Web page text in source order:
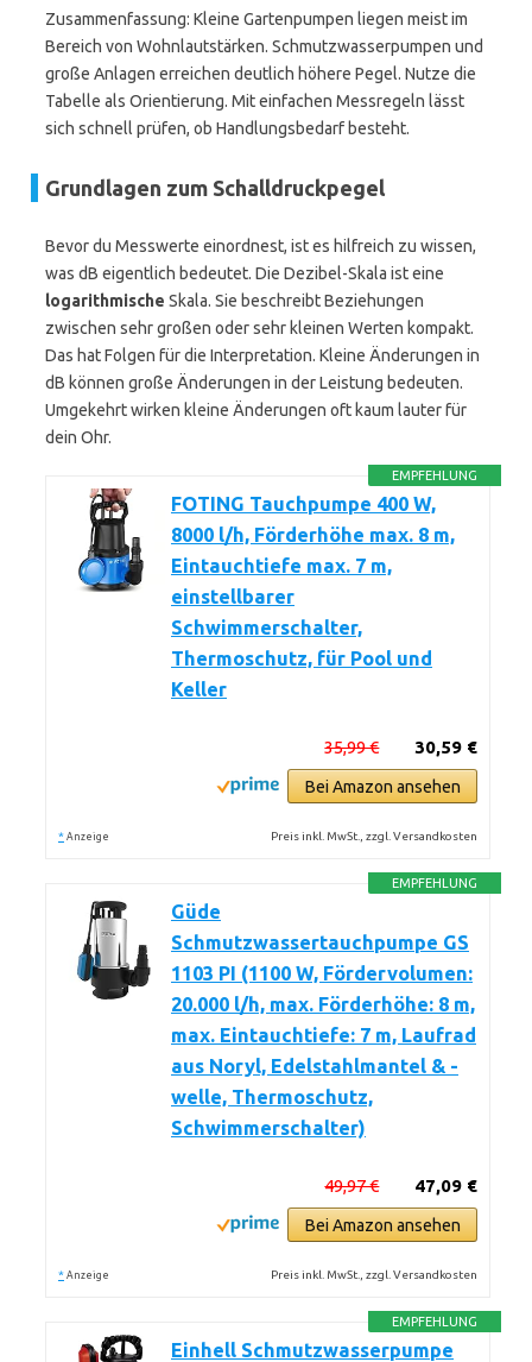
Zusammenfassung: Kleine Gartenpumpen liegen meist im
Bereich von Wohnlautstärken. Schmutzwasserpumpen und
große Anlagen erreichen deutlich höhere Pegel. Nutze die
Tabelle als Orientierung. Mit einfachen Messregeln lässt
sich schnell prüfen, ob Handlungsbedarf besteht.
Grundlagen zum Schalldruckpegel
Bevor du Messwerte einordnest, ist es hilfreich zu wissen,
was dB eigentlich bedeutet. Die Dezibel-Skala ist eine
logarithmische Skala. Sie beschreibt Beziehungen
zwischen sehr großen oder sehr kleinen Werten kompakt.
Das hat Folgen für die Interpretation. Kleine Änderungen in
dB können große Änderungen in der Leistung bedeuten.
Umgekehrt wirken kleine Änderungen oft kaum lauter für
dein Ohr.
EMPFEHLUNG
FOTING Tauchpumpe 400 W,
8000 l/h, Förderhöhe max. 8 m,
Eintauchtiefe max. 7 m,
einstellbarer
Schwimmerschalter,
Thermoschutz, für Pool und
Keller
30,59 €
35,99 €
Bei Amazon ansehen
* Anzeige Preis inkl. MwSt., zzgl. Versandkosten
EMPFEHLUNG
Güde
Schmutzwassertauchpumpe GS
1103 PI (1100 W, Fördervolumen:
20.000 l/h, max. Förderhöhe: 8 m,
max. Eintauchtiefe: 7 m, Laufrad
aus Noryl, Edelstahlmantel & -
welle, Thermoschutz,
Schwimmerschalter)
47,09 €
49,97 €
Bei Amazon ansehen
* Anzeige Preis inkl. MwSt., zzgl. Versandkosten
EMPFEHLUNG
Einhell Schmutzwasserpumpe